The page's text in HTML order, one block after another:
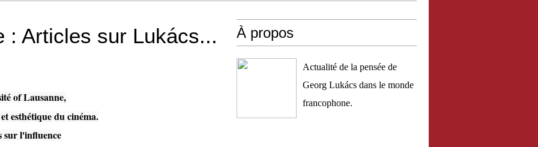
: Articles sur Lukács...
of Lausanne,
esthétique du cinéma.
sur l'influence
À propos
Actualité de la pensée de
Georg Lukács dans le monde
francophone.